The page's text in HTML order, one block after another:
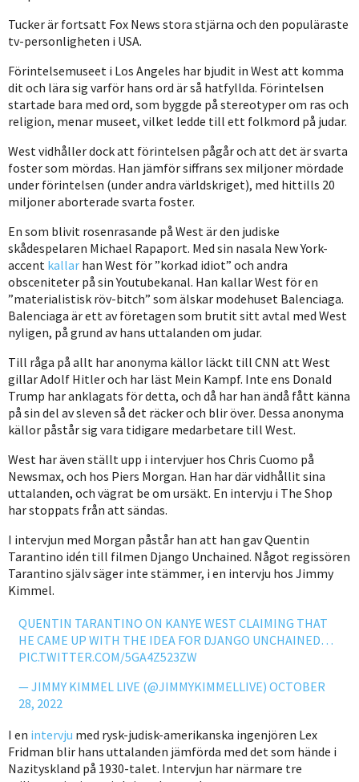
Tucker är fortsatt Fox News stora stjärna och den populäraste
tv-personligheten i USA.
Förintelsemuseet i Los Angeles har bjudit in West att komma
dit och lära sig varför hans ord är så hatfyllda. Förintelsen
startade bara med ord, som byggde på stereotyper om ras och
religion, menar museet, vilket ledde till ett folkmord på judar.
West vidhåller dock att förintelsen pågår och att det är svarta
foster som mördas. Han jämför siffrans sex miljoner mördade
under förintelsen (under andra världskriget), med hittills 20
miljoner aborterade svarta foster.
En som blivit rosenrasande på West är den judiske
skådespelaren Michael Rapaport. Med sin nasala New York-
accent kallar han West för ”korkad idiot” och andra
obsceniteter på sin Youtubekanal. Han kallar West för en
”materialistisk röv-bitch” som älskar modehuset Balenciaga.
Balenciaga är ett av företagen som brutit sitt avtal med West
nyligen, på grund av hans uttalanden om judar.
Till råga på allt har anonyma källor läckt till CNN att West
gillar Adolf Hitler och har läst Mein Kampf. Inte ens Donald
Trump har anklagats för detta, och då har han ändå fått känna
på sin del av sleven så det räcker och blir över. Dessa anonyma
källor påstår sig vara tidigare medarbetare till West.
West har även ställt upp i intervjuer hos Chris Cuomo på
Newsmax, och hos Piers Morgan. Han har där vidhållit sina
uttalanden, och vägrat be om ursäkt. En intervju i The Shop
har stoppats från att sändas.
I intervjun med Morgan påstår han att han gav Quentin
Tarantino idén till filmen Django Unchained. Något regissören
Tarantino själv säger inte stämmer, i en intervju hos Jimmy
Kimmel.
QUENTIN TARANTINO ON KANYE WEST CLAIMING THAT
HE CAME UP WITH THE IDEA FOR DJANGO UNCHAINED…
PIC.TWITTER.COM/5GA4Z523ZW
— JIMMY KIMMEL LIVE (@JIMMYKIMMELLIVE) OCTOBER
28, 2022
I en intervju med rysk-judisk-amerikanska ingenjören Lex
Fridman blir hans uttalanden jämförda med det som hände i
Nazityskland på 1930-talet. Intervjun har närmare tre